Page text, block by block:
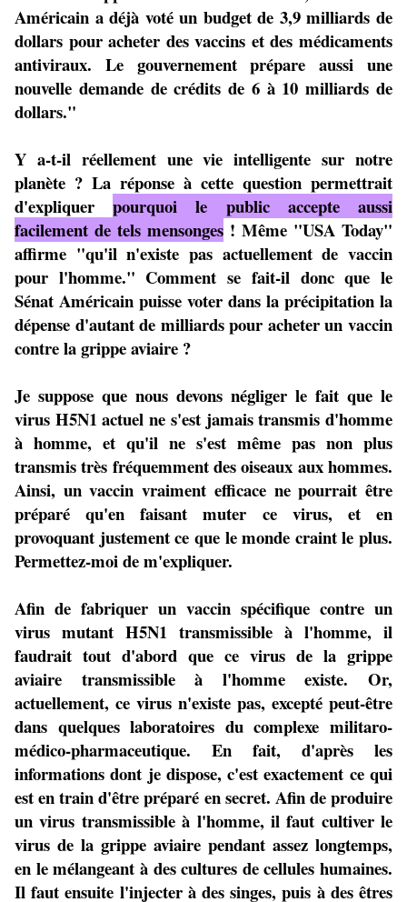
Américain a déjà voté un budget de 3,9 milliards de
dollars pour acheter des vaccins et des médicaments
antiviraux. Le gouvernement prépare aussi une
nouvelle demande de crédits de 6 à 10 milliards de
dollars."
Y a-t-il réellement une vie intelligente sur notre
planète ? La réponse à cette question permettrait
d'expliquerpourquoi le public accepte aussi
facilement de tels mensonges ! Même "USA Today"
affirme "qu'il n'existe pas actuellement de vaccin
pour l'homme." Comment se fait-il donc que le
Sénat Américain puisse voter dans la précipitation la
dépense d'autant de milliards pour acheter un vaccin
contre la grippe aviaire ?
Je suppose que nous devons négliger le fait que le
virus H5N1 actuel ne s'est jamais transmis d'homme
à homme, et qu'il ne s'est même pas non plus
transmis très fréquemment des oiseaux aux hommes.
Ainsi, un vaccin vraiment efficace ne pourrait être
préparé qu'en faisant muter ce virus, et en
provoquant justement ce que le monde craint le plus.
Permettez-moi de m'expliquer.
Afin de fabriquer un vaccin spécifique contre un
virus mutant H5N1 transmissible à l'homme, il
faudrait tout d'abord que ce virus de la grippe
aviaire transmissible à l'homme existe. Or,
actuellement, ce virus n'existe pas, excepté peut-être
dans quelques laboratoires du complexe militaro-
médico-pharmaceutique. En fait, d'après les
informations dont je dispose, c'est exactement ce qui
est en train d'être préparé en secret. Afin de produire
un virus transmissible à l'homme, il faut cultiver le
virus de la grippe aviaire pendant assez longtemps,
en le mélangeant à des cultures de cellules humaines.
Il faut ensuite l'injecter à des singes, puis à des êtres